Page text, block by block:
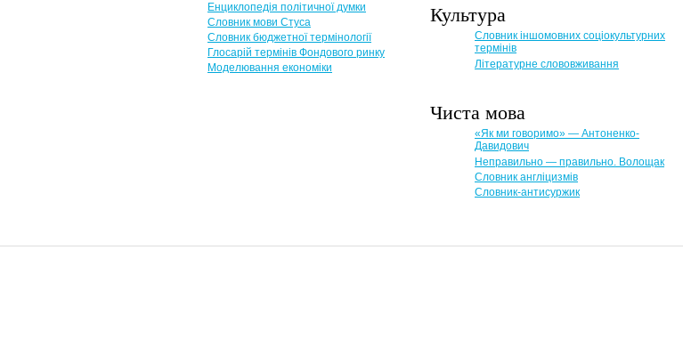
Енциклопедія політичної думки
Словник мови Стуса
Словник бюджетної термінології
Глосарій термінів Фондового ринку
Моделювання економіки
Культура
Словник іншомовних соціокультурних
термінів
Літературне слововживання
Чиста мова
«Як ми говоримо» — Антоненко-
Давидович
Неправильно — правильно. Волощак
Словник англіцизмів
Словник-антисуржик